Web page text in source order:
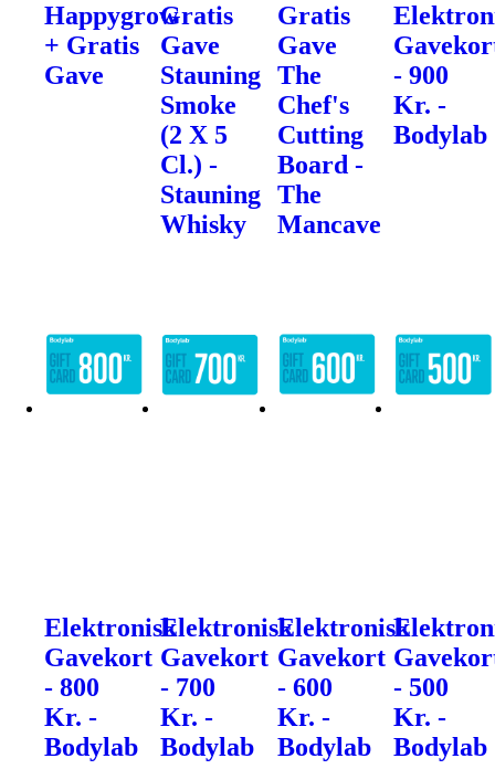
Happygrow
+ Gratis
Gave
Gratis
Gave
Stauning
Smoke
(2 X 5
Cl.) -
Stauning
Whisky
Gratis
Gave
The
Chef's
Cutting
Board -
The
Mancave
- 900
Kr. -
Bodylab
Elektronisk
Gavekort
- 800
Kr. -
Bodylab
Elektronisk
Gavekort
- 700
Kr. -
Bodylab
Elektronisk
Gavekort
- 600
Kr. -
Bodylab
- 500
Kr. -
Bodylab